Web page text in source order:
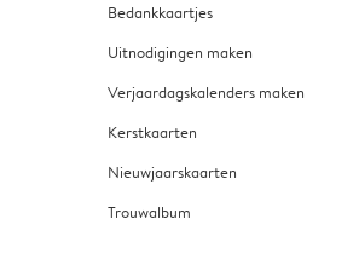
Bedankkaartjes
Uitnodigingen maken
Verjaardagskalenders maken
Kerstkaarten
Nieuwjaarskaarten
Trouwalbum